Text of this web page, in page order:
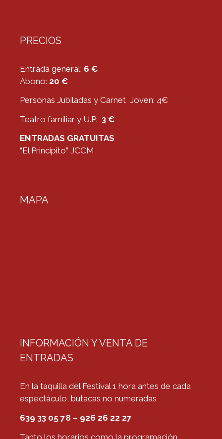
PRECIOS
Entrada general: 6 €
Abono: 20 €
Personas Jubiladas y Carnet Joven: 4€
Teatro familiar y U.P: 3 €
ENTRADAS GRATUITAS
“El Principito” JCCM
MAPA
INFORMACIÓN Y VENTA DE
ENTRADAS
En la taquilla del Festival 1 hora antes de cada
espectáculo, butacas no numeradas
639 33 05 78 – 926 26 22 27
Tanto los horarios como la programación